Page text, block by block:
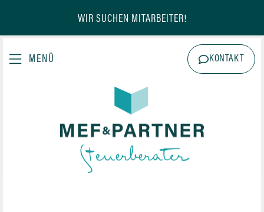
WIR SUCHEN MITARBEITER!
KONTAKT